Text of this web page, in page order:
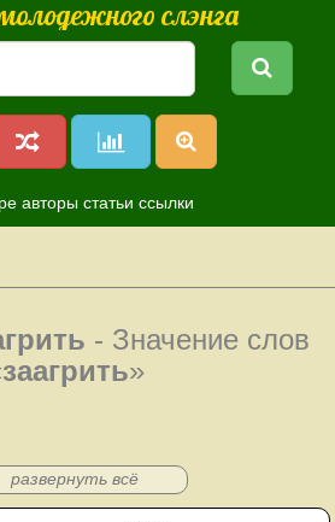
слэнга
авторы статьи ссылки
- Значение слов
заагрить»
развернуть всё